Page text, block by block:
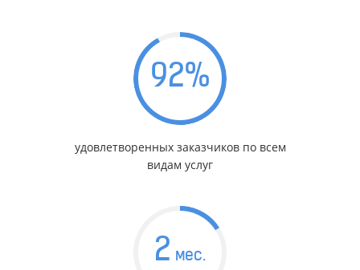
92%
удовлетворенных заказчиков по всем
видам услуг
2 мес.